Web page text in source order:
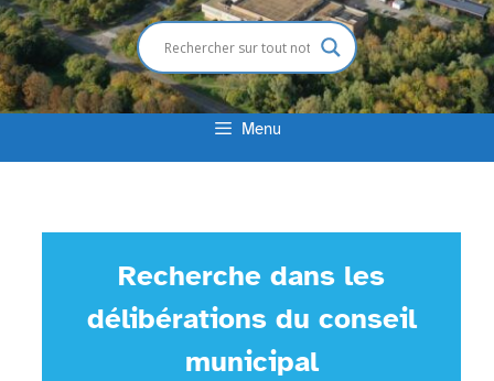
Menu
Recherche dans les
délibérations du conseil
municipal